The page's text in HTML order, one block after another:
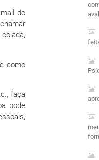
do
como
faça
pode